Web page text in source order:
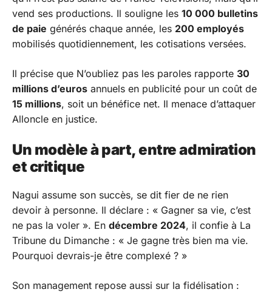
vend ses productions. Il souligne les 10 000 bulletins
de paie générés chaque année, les 200 employés
mobilisés quotidiennement, les cotisations versées.
Il précise que N’oubliez pas les paroles rapporte 30
millions d’euros annuels en publicité pour un coût de
15 millions, soit un bénéfice net. Il menace d’attaquer
Alloncle en justice.
Un modèle à part, entre admiration
et critique
Nagui assume son succès, se dit fier de ne rien
devoir à personne. Il déclare : « Gagner sa vie, c’est
ne pas la voler ». En décembre 2024, il confie à La
Tribune du Dimanche : « Je gagne très bien ma vie.
Pourquoi devrais-je être complexé ? »
Son management repose aussi sur la fidélisation :